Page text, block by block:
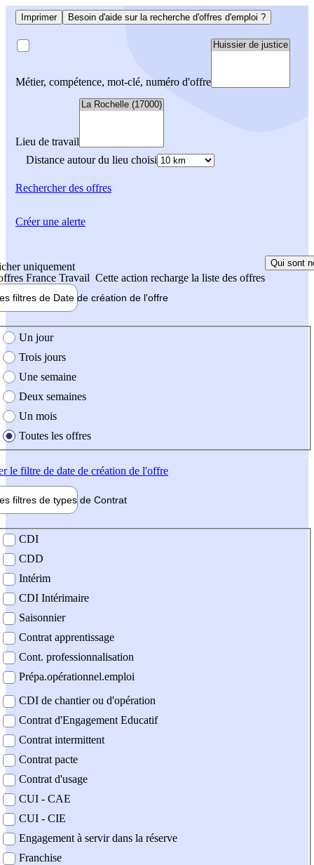
Imprimer Besoin d'aide sur la recherche d'offres d'emploi ?
Métier, compétence, mot-clé, numéro d'offre
Lieu de travail
Distance autour du lieu choisi
Rechercherdes offres
uniquement
France Travail Cette action recharge la liste des offres
Qui sont
filtres de Date de création de l'offre
création de l'offre
Un jour
Trois jours
Une semaine
Deux semaines
Un mois
Toutes les offres
le filtre de date de création de l'offre
filtres de types de Contrat
contrat
CDI
CDD
Intérim
CDI Intérimaire
Saisonnier
Contrat apprentissage
Cont. professionnalisation
Prépa.opérationnel.emploi
CDI de chantier ou d'opération
Contrat d'Engagement Educatif
Contrat intermittent
Contrat pacte
Contrat d'usage
CUI - CAE
CUI - CIE
Engagement à servir dans la réserve
Franchise
Créer une alerte